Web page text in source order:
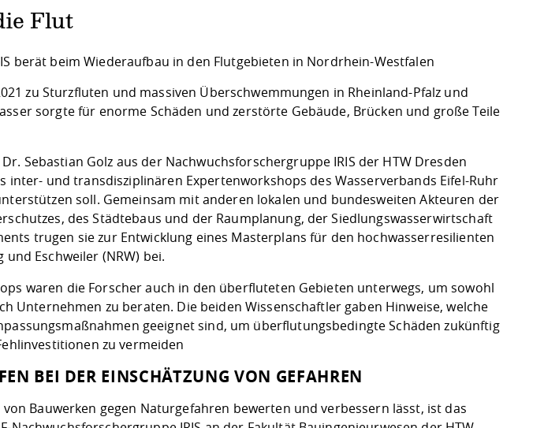
Flut
berät beim Wiederaufbau in den Flutgebieten in Nordrhein-Westfalen
zu Sturzfluten und massiven Überschwemmungen in Rheinland-Pfalz und
sorgte für enorme Schäden und zerstörte Gebäude, Brücken und große Teile
Sebastian Golz aus der Nachwuchsforschergruppe IRIS der HTW Dresden
inter- und transdisziplinären Expertenworkshops des Wasserverbands Eifel-Ruhr
soll. Gemeinsam mit anderen lokalen und bundesweiten Akteuren der
des Städtebaus und der Raumplanung, der Siedlungswasserwirtschaft
trugen sie zur Entwicklung eines Masterplans für den hochwasserresilienten
Eschweiler (NRW) bei.
waren die Forscher auch in den überfluteten Gebieten unterwegs, um sowohl
Unternehmen zu beraten. Die beiden Wissenschaftler gaben Hinweise, welche
geeignet sind, um überflutungsbedingte Schäden zukünftig
zu vermeiden
BEI DER EINSCHÄTZUNG VON GEFAHREN
Bauwerken gegen Naturgefahren bewerten und verbessern lässt, ist das